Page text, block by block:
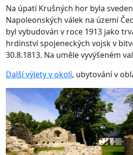
Na úpatí Krušných hor byla
Napoleonských válek na území
byl vybudován v roce 1913 jako
hrdinství spojeneckých vojsk v
30.8.1813. Na uměle vyvýšeném
Další výlety v okolí, ubytování v